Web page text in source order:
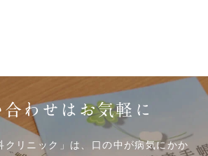
合わせはお気軽に
クリニック」は、口の中が病気にかか